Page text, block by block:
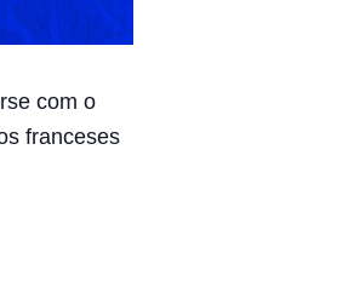
com o
franceses